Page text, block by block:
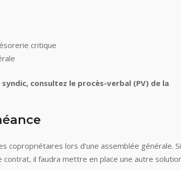
critique
consultez le procès-verbal (PV) de la
copropriétaires lors d’une assemblée générale.
il faudra mettre en place une autre